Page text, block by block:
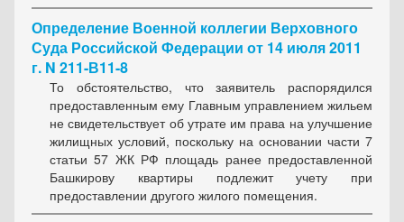
Определение Военной коллегии Верховного
Суда Российской Федерации от 14 июля 2011
г. N 211-В11-8
То обстоятельство, что заявитель распорядился
предоставленным ему Главным управлением жильем
не свидетельствует об утрате им права на улучшение
жилищных условий, поскольку на основании части 7
статьи 57 ЖК РФ площадь ранее предоставленной
Башкирову квартиры подлежит учету при
предоставлении другого жилого помещения.